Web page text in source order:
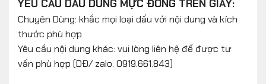
YÊU CẦU DẤU DÙNG MỰC ĐÓNG TRÊN GIẤY:
Chuyên Dùng: khắc mọi loại dấu với nội dung và kích
thước phù hợp
Yêu cầu nội dung khác: vui lòng liên hệ để được tư
vấn phù hợp (DĐ/ zalo: 0919.661.843)